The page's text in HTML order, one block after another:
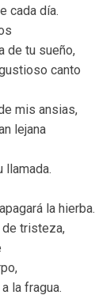
cada día.
de tu sueño,
canto
mis ansias,
lejana
llamada.
la hierba.
tristeza,
la fragua.